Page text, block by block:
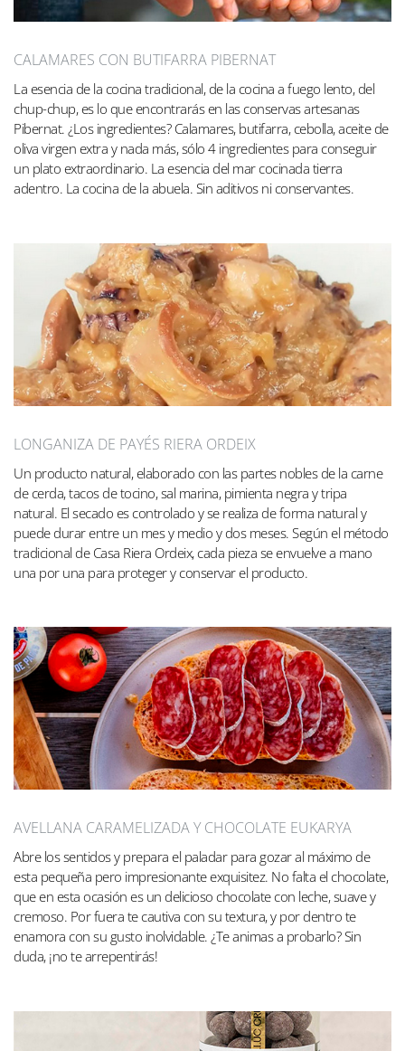
CALAMARES CON BUTIFARRA PIBERNAT
La esencia de la cocina tradicional, de la cocina a fuego lento, del
chup-chup, es lo que encontrarás en las conservas artesanas
Pibernat. ¿Los ingredientes? Calamares, butifarra, cebolla, aceite de
oliva virgen extra y nada más, sólo 4 ingredientes para conseguir
un plato extraordinario. La esencia del mar cocinada tierra
adentro. La cocina de la abuela. Sin aditivos ni conservantes.
LONGANIZA DE PAYÉS RIERA ORDEIX
Un producto natural, elaborado con las partes nobles de la carne
de cerda, tacos de tocino, sal marina, pimienta negra y tripa
natural. El secado es controlado y se realiza de forma natural y
puede durar entre un mes y medio y dos meses. Según el método
tradicional de Casa Riera Ordeix, cada pieza se envuelve a mano
una por una para proteger y conservar el producto.
AVELLANA CARAMELIZADA Y CHOCOLATE EUKARYA
Abre los sentidos y prepara el paladar para gozar al máximo de
esta pequeña pero impresionante exquisitez. No falta el chocolate,
que en esta ocasión es un delicioso chocolate con leche, suave y
cremoso. Por fuera te cautiva con su textura, y por dentro te
enamora con su gusto inolvidable. ¿Te animas a probarlo? Sin
duda, ¡no te arrepentirás!